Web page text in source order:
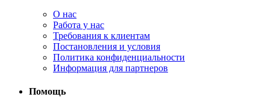
О нас
Работа у нас
Требования к клиентам
Постановления и условия
Политика конфиденциальности
Информация для партнеров
Помощь